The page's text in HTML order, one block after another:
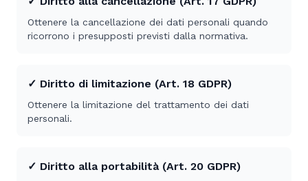
Ottenere la cancellazione dei dati personali quando
ricorrono i presupposti previsti dalla normativa.
✓ Diritto di limitazione (Art. 18 GDPR)
Ottenere la limitazione del trattamento dei dati
personali.
✓ Diritto alla portabilità (Art. 20 GDPR)